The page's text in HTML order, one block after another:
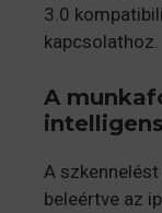
3.0
kapcsolathoz.
A
A
beleértve az